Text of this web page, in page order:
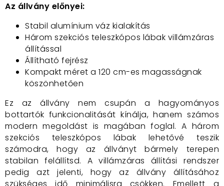
Az állvány előnyei:
Stabil alumínium váz kialakítás
Három szekciós teleszkópos lábak villámzáras
állítással
Állítható fejrész
Kompakt méret a 120 cm-es magasságnak
köszönhetően
Ez az állvány nem csupán a hagyományos
bottartók funkcionalitását kínálja, hanem számos
modern megoldást is magában foglal. A három
szekciós teleszkópos lábak lehetővé teszik
számodra, hogy az állványt bármely terepen
stabilan felállítsd. A villámzáras állítási rendszer
pedig azt jelenti, hogy az állvány állításához